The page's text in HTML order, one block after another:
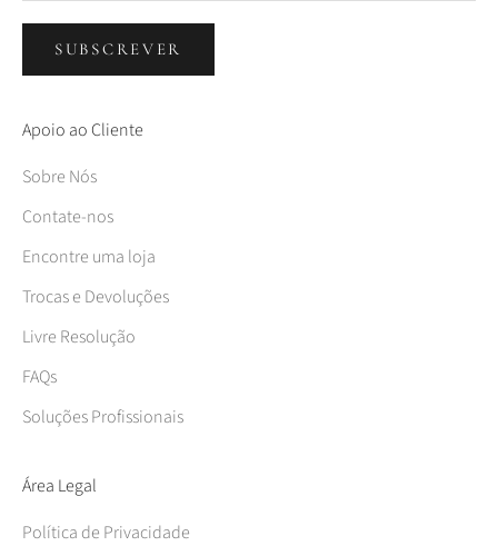
SUBSCREVER
Apoio ao Cliente
Sobre Nós
Contate-nos
Encontre uma loja
Trocas e Devoluções
Livre Resolução
FAQs
Soluções Profissionais
Área Legal
Política de Privacidade